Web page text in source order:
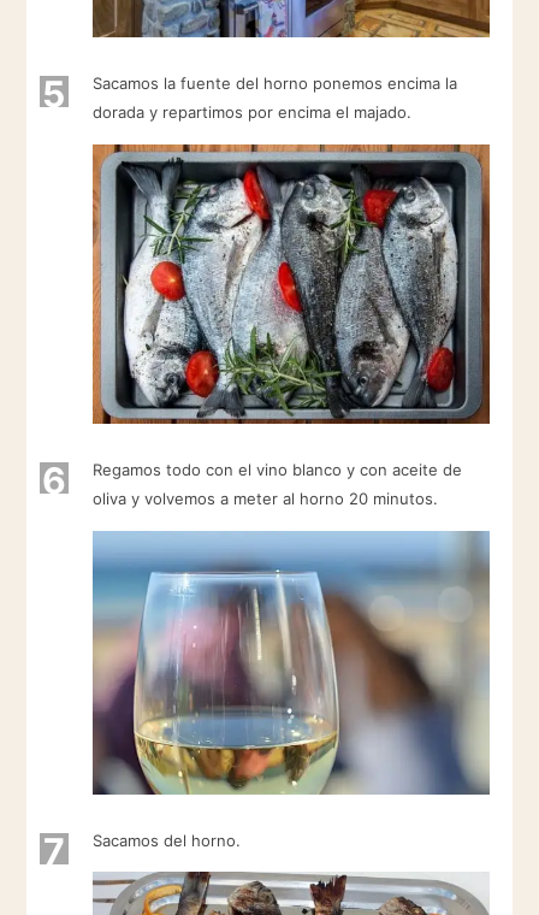
5
Sacamos la fuente del horno ponemos encima la
dorada y repartimos por encima el majado.
6
Regamos todo con el vino blanco y con aceite de
oliva y volvemos a meter al horno 20 minutos.
7 Sacamos del horno.